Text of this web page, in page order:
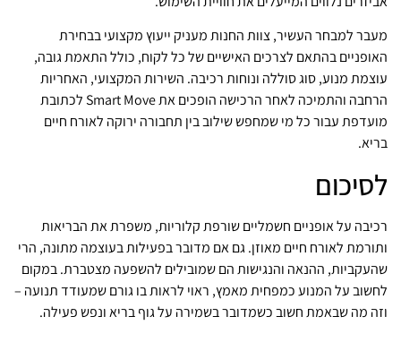
מעבר למבחר העשיר, צוות החנות מעניק ייעוץ מקצועי בבחירת
האופניים בהתאם לצרכים האישיים של כל לקוח, כולל התאמת גובה,
עוצמת מנוע, סוג סוללה ונוחות רכיבה. השירות המקצועי, האחריות
הרחבה והתמיכה לאחר הרכישה הופכים את Smart Move לכתובת
מועדפת עבור כל מי שמחפש שילוב בין תחבורה ירוקה לאורח חיים
בריא.
לסיכום
רכיבה על אופניים חשמליים שורפת קלוריות, משפרת את הבריאות
ותורמת לאורח חיים מאוזן. גם אם מדובר בפעילות בעוצמה מתונה, הרי
שהעקביות, ההנאה והנגישות הם שמובילים להשפעה מצטברת. במקום
לחשוב על המנוע כמפחית מאמץ, ראוי לראות בו גורם שמעודד תנועה –
וזה מה שבאמת חשוב כשמדובר בשמירה על גוף בריא ונפש פעילה.